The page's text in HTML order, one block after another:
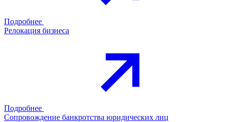
Подробнее
Релокация бизнеса
Подробнее
Сопровождение банкротства юридических лиц